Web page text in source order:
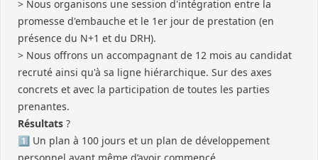
> Nous organisons une session d'intégration entre la
promesse d'embauche et le 1er jour de prestation (en
présence du N+1 et du DRH).
> Nous offrons un accompagnant de 12 mois au candidat
recruté ainsi qu'à sa ligne hiérarchique. Sur des axes
concrets et avec la participation de toutes les parties
prenantes.
Résultats ?
1️⃣ Un plan à 100 jours et un plan de développement